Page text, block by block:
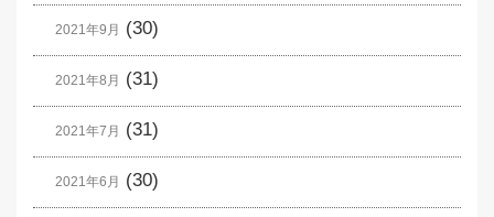
2021年9月 (30)
2021年8月 (31)
2021年7月 (31)
2021年6月 (30)